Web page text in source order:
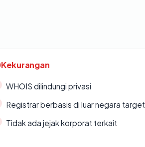
Kekurangan
WHOIS dilindungi privasi
Registrar berbasis di luar negara target
Tidak ada jejak korporat terkait